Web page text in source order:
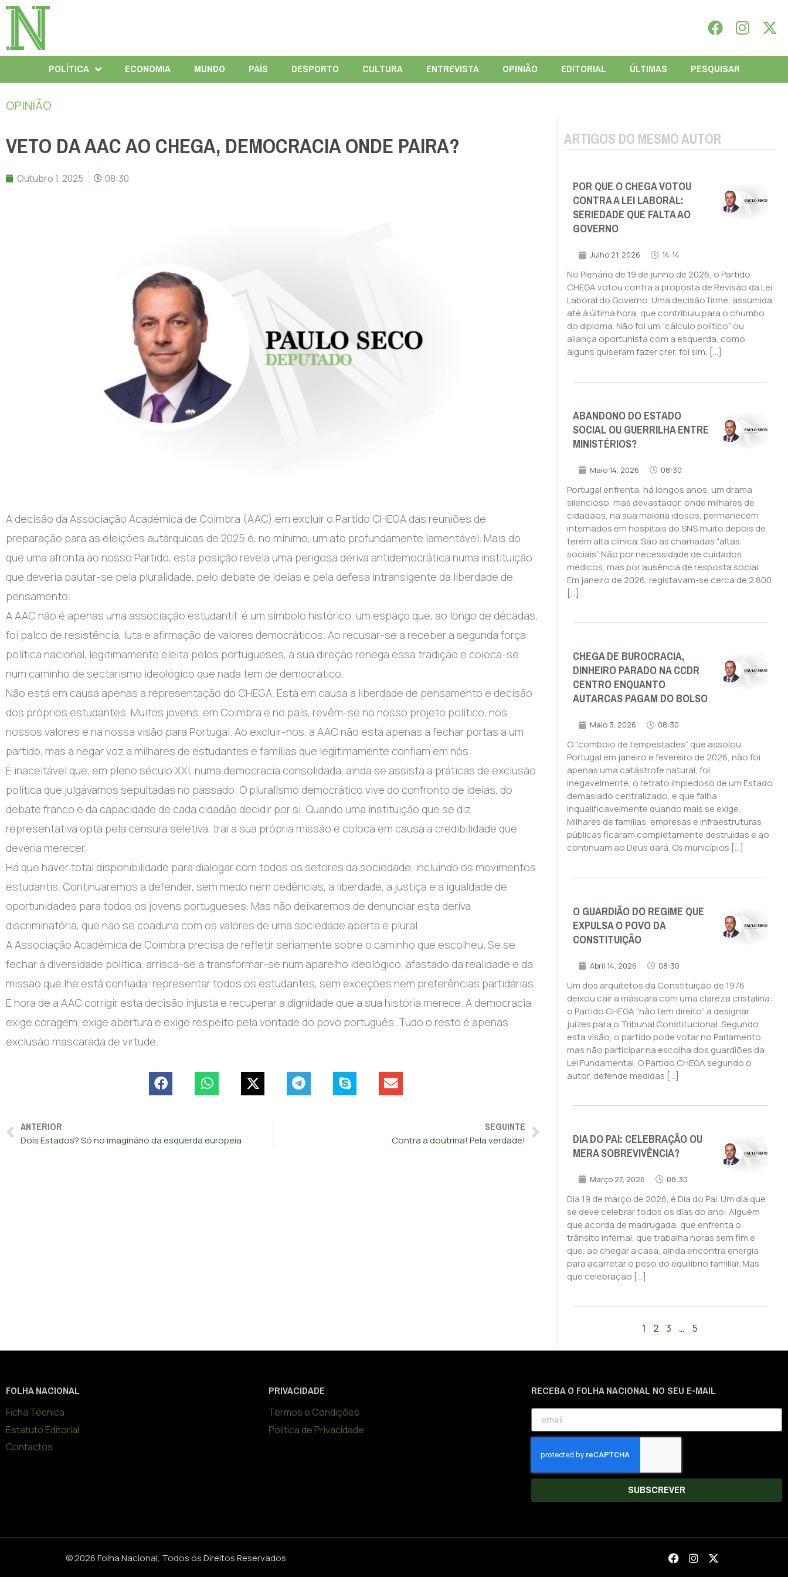
POLÍTICA ECONOMIA MUNDO PAÍS DESPORTO CULTURA ENTREVISTA OPINIÃO EDITORIAL ÚLTIMAS PESQUISAR
OPINIÃO
VETO DA AAC AO CHEGA, DEMOCRACIA ONDE PAIRA?
Outubro 1, 2025 08:30
A decisão da Associação Académica de Coimbra (AAC) em excluir o Partido CHEGA das reuniões de
preparação para as eleições autárquicas de 2025 é, no mínimo, um ato profundamente lamentável. Mais do
que uma afronta ao nosso Partido, esta posição revela uma perigosa deriva antidemocrática numa instituição
que deveria pautar-se pela pluralidade, pelo debate de ideias e pela defesa intransigente da liberdade de
pensamento.
A AAC não é apenas uma associação estudantil: é um símbolo histórico, um espaço que, ao longo de décadas,
foi palco de resistência, luta e afirmação de valores democráticos. Ao recusar-se a receber a segunda força
política nacional, legitimamente eleita pelos portugueses, a sua direção renega essa tradição e coloca-se
num caminho de sectarismo ideológico que nada tem de democrático.
Não está em causa apenas a representação do CHEGA. Está em causa a liberdade de pensamento e decisão
dos próprios estudantes. Muitos jovens, em Coimbra e no país, revêm-se no nosso projeto político, nos
nossos valores e na nossa visão para Portugal. Ao excluir-nos, a AAC não está apenas a fechar portas a um
partido, mas a negar voz a milhares de estudantes e famílias que legitimamente confiam em nós.
É inaceitável que, em pleno século XXI, numa democracia consolidada, ainda se assista a práticas de exclusão
política que julgávamos sepultadas no passado. O pluralismo democrático vive do confronto de ideias, do
debate franco e da capacidade de cada cidadão decidir por si. Quando uma instituição que se diz
representativa opta pela censura seletiva, trai a sua própria missão e coloca em causa a credibilidade que
deveria merecer.
Há que haver total disponibilidade para dialogar com todos os setores da sociedade, incluindo os movimentos
estudantis. Continuaremos a defender, sem medo nem cedências, a liberdade, a justiça e a igualdade de
oportunidades para todos os jovens portugueses. Mas não deixaremos de denunciar esta deriva
discriminatória, que não se coaduna com os valores de uma sociedade aberta e plural.
A Associação Académica de Coimbra precisa de refletir seriamente sobre o caminho que escolheu. Se se
fechar à diversidade política, arrisca-se a transformar-se num aparelho ideológico, afastado da realidade e da
missão que lhe está confiada: representar todos os estudantes, sem exceções nem preferências partidárias.
É hora de a AAC corrigir esta decisão injusta e recuperar a dignidade que a sua história merece. A democracia
exige coragem, exige abertura e exige respeito pela vontade do povo português. Tudo o resto é apenas
exclusão mascarada de virtude.
ANTERIOR
Dois Estados? Só no imaginário da esquerda europeia
SEGUINTE
Contra a doutrina! Pela verdade!
ARTIGOS DO MESMO AUTOR
POR QUE O CHEGA VOTOU
CONTRA A LEI LABORAL:
SERIEDADE QUE FALTA AO
GOVERNO
Julho 21, 2026 14:14
No Plenário de 19 de junho de 2026, o Partido
CHEGA votou contra a proposta de Revisão da Lei
Laboral do Governo. Uma decisão firme, assumida
até à última hora, que contribuiu para o chumbo
do diploma. Não foi um “cálculo político” ou
aliança oportunista com a esquerda, como
alguns quiseram fazer crer, foi sim, […]
ABANDONO DO ESTADO
SOCIAL OU GUERRILHA ENTRE
MINISTÉRIOS?
Maio 14, 2026 08:30
Portugal enfrenta, há longos anos, um drama
silencioso, mas devastador, onde milhares de
cidadãos, na sua maioria idosos, permanecem
internados em hospitais do SNS muito depois de
terem alta clínica. São as chamadas “altas
sociais”. Não por necessidade de cuidados
médicos, mas por ausência de resposta social.
Em janeiro de 2026, registavam-se cerca de 2.800
[…]
CHEGA DE BUROCRACIA,
DINHEIRO PARADO NA CCDR
CENTRO ENQUANTO
AUTARCAS PAGAM DO BOLSO
Maio 3, 2026 08:30
O “comboio de tempestades” que assolou
Portugal em janeiro e fevereiro de 2026, não foi
apenas uma catástrofe natural, foi
inegavelmente, o retrato impiedoso de um Estado
demasiado centralizado, e que falha
inqualificavelmente quando mais se exige.
Milhares de famílias, empresas e infraestruturas
públicas ficaram completamente destruídas e ao
continuam ao Deus dará. Os municípios […]
O GUARDIÃO DO REGIME QUE
EXPULSA O POVO DA
CONSTITUIÇÃO
Abril 14, 2026 08:30
Um dos arquitetos da Constituição de 1976
deixou cair a máscara com uma clareza cristalina:
o Partido CHEGA “não tem direito” a designar
juízes para o Tribunal Constitucional. Segundo
esta visão, o partido pode votar no Parlamento,
mas não participar na escolha dos guardiões da
Lei Fundamental. O Partido CHEGA segundo o
autor, defende medidas […]
DIA DO PAI: CELEBRAÇÃO OU
MERA SOBREVIVÊNCIA?
Março 27, 2026 08:30
Dia 19 de março de 2026, é Dia do Pai. Um dia que
se deve celebrar todos os dias do ano: Alguém
que acorda de madrugada, que enfrenta o
trânsito infernal, que trabalha horas sem fim e
que, ao chegar a casa, ainda encontra energia
para acarretar o peso do equilíbrio familiar. Mas
que celebração […]
1 2 3 … 5
FOLHA NACIONAL
Ficha Técnica
Estatuto Editorial
Contactos
PRIVACIDADE
Termos e Condições
Política de Privacidade
RECEBA O FOLHA NACIONAL NO SEU E-MAIL
SUBSCREVER
© 2026 Folha Nacional, Todos os Direitos Reservados